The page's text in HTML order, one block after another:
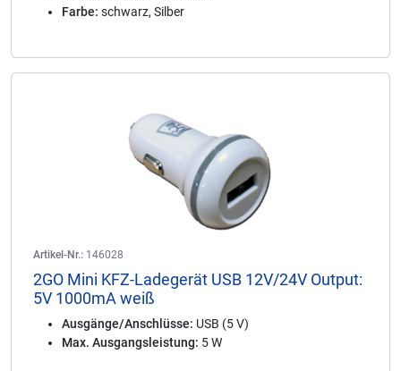
Farbe: schwarz, Silber
Artikel-Nr.: 146028
2GO Mini KFZ-Ladegerät USB 12V/24V Output:
5V 1000mA weiß
Ausgänge/Anschlüsse: USB (5 V)
Max. Ausgangsleistung: 5 W